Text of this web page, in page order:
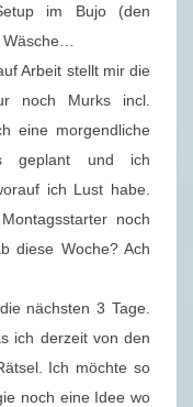
im Bujo (den
Arbeit stellt mir die
noch Murks incl.
eine morgendliche
geplant und ich
ich Lust habe.
noch
diese Woche? Ach
nächsten 3 Tage.
ich derzeit von den
Ich möchte so
noch eine Idee wo